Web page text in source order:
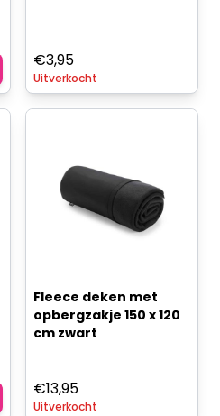
€3,95
Uitverkocht
Fleece deken met
opbergzakje 150 x 120
cm zwart
€13,95
Uitverkocht